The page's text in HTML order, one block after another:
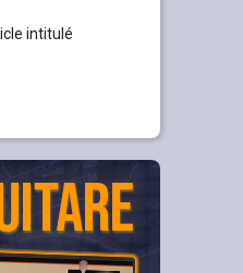
intitulé